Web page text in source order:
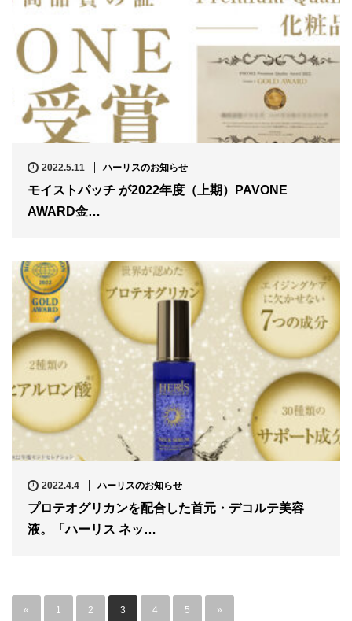
2022.5.11 ハーリスのお知らせ
モイストパッチ が2022年度（上期）PAVONE
AWARD金…
2022.4.4 ハーリスのお知らせ
プロテオグリカンを配合した首元・デコルテ美容
液。「ハーリス ネッ…
« 1 2 3 4 5 »